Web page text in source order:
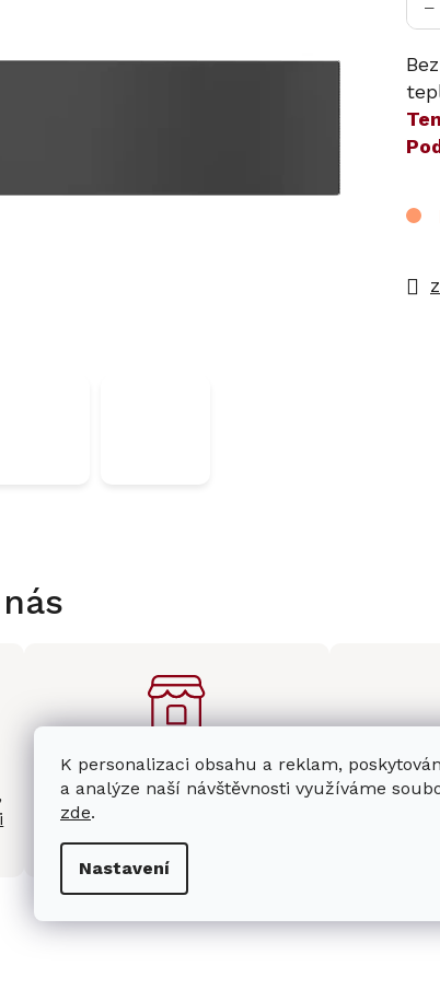
K personalizaci obsahu a reklam,
a analýze naší návštěvnosti využíváme
zde.
Nastavení
−
Kamenná prodejna
Mámeshowroomv Hradci
Králové s možností jednoduše u
nás zaparkovat.
Jsme